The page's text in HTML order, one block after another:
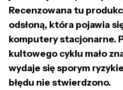
Recenzowana tu
odsłoną, która pojawia
komputery stacjonarne.
kultowego cyklu mało
wydaje się sporym
błędu nie stwierdzono.